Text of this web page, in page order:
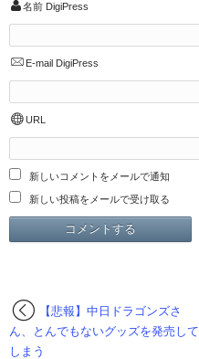
名前 DigiPress
E-mail DigiPress
URL
新しいコメントをメールで通知
新しい投稿をメールで受け取る
【悲報】中日ドラゴンズさ
ん、とんでもないグッズを発売して
しまう